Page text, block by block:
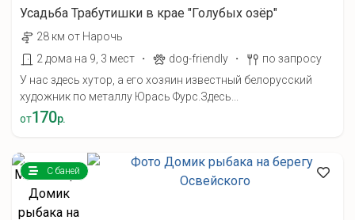
Усадьба Трабутишки в крае "Голубых озёр"
28 км от Нарочь
2 дома на 9, 3 мест
· dog-friendly ·
по запросу
У нас здесь хутор, а его хозяин известный белорусский
художник по металлу Юрась Фурс.Здесь...
от170р.
С баней